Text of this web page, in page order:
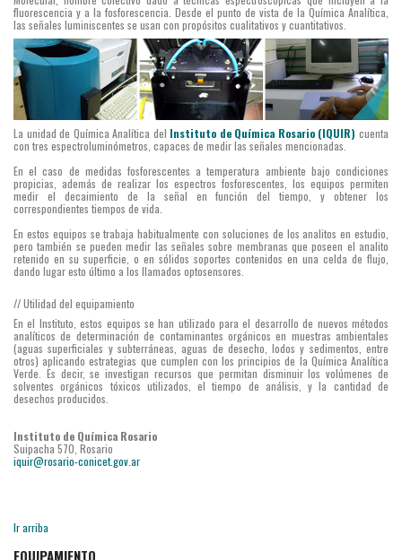
fluorescencia y a la fosforescencia. Desde el punto de vista de la Química Analítica,
las señales luminiscentes se usan con propósitos cualitativos y cuantitativos.
La unidad de Química Analítica del Instituto de Química Rosario (IQUIR) cuenta
con tres espectroluminómetros, capaces de medir las señales mencionadas.
En el caso de medidas fosforescentes a temperatura ambiente bajo condiciones
propicias, además de realizar los espectros fosforescentes, los equipos permiten
medir el decaimiento de la señal en función del tiempo, y obtener los
correspondientes tiempos de vida.
En estos equipos se trabaja habitualmente con soluciones de los analitos en estudio,
pero también se pueden medir las señales sobre membranas que poseen el analito
retenido en su superficie, o en sólidos soportes contenidos en una celda de flujo,
dando lugar esto último a los llamados optosensores.
// Utilidad del equipamiento
En el Instituto, estos equipos se han utilizado para el desarrollo de nuevos métodos
analíticos de determinación de contaminantes orgánicos en muestras ambientales
(aguas superficiales y subterráneas, aguas de desecho, lodos y sedimentos, entre
otros) aplicando estrategias que cumplen con los principios de la Química Analítica
Verde. Es decir, se investigan recursos que permitan disminuir los volúmenes de
solventes orgánicos tóxicos utilizados, el tiempo de análisis, y la cantidad de
desechos producidos.
Instituto de Química Rosario
Suipacha 570, Rosario
iquir@rosario-conicet.gov.ar
Ir arriba
EQUIPAMIENTO